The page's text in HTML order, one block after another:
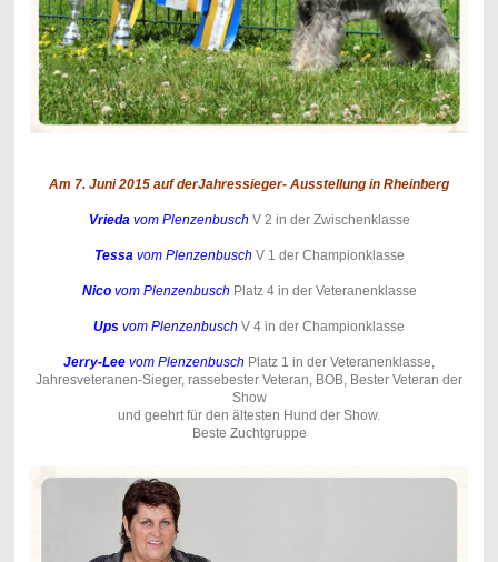
Am 7. Juni 2015 auf derJahressieger- Ausstellung in Rheinberg
Vrieda vom Plenzenbusch V 2 in der Zwischenklasse
Tessa vom Plenzenbusch V 1 der Championklasse
Nico vom Plenzenbusch Platz 4 in der Veteranenklasse
Ups vom Plenzenbusch V 4 in der Championklasse
Jerry-Lee vom Plenzenbusch Platz 1 in der Veteranenklasse,
Jahresveteranen-Sieger, rassebester Veteran, BOB, Bester Veteran der
Show
und geehrt für den ältesten Hund der Show.
Beste Zuchtgruppe